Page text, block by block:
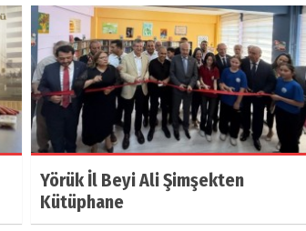
Yörük İl Beyi Ali Şimşekten
Kütüphane